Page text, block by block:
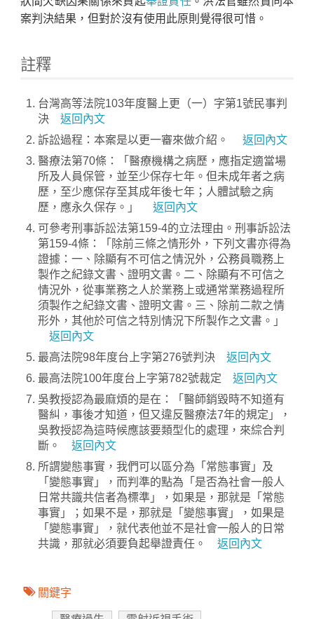
案判決結果，但對於沒有使用此原則覺得很可惜。
註釋
台灣高等法院103年度醫上更（一）字第1號民事判
決 返回內文
訴訟過程：本案是以更一審來做介紹。 返回內文
醫療法第70條：「醫療機構之病歷，應指定適當場
所及人員保管，並至少保存七年。但未成年者之病
歷，至少應保存至其成年後七年；人體試驗之病
歷，應永久保存。」 返回內文
可參考刑事訴訟法第159-4的立法理由。刑事訴訟法
第159-4條：「除前三條之情形外，下列文書亦得為
證據：一、除顯有不可信之情況外，公務員職務上
製作之紀錄文書、證明文書。二、除顯有不可信之
情況外，從事業務之人於業務上或通常業務過程所
須製作之紀錄文書、證明文書。三、除前二款之情
形外，其他於可信之特別情況下所製作之文書。」
返回內文
最高法院98年度台上字第276號判決 返回內文
最高法院100年度台上字第782號裁定 返回內文
吳教授認為最麻煩的是在：「醫師銷毀時不知道有
醫糾，事後才知道，但又違反醫療法7年的規定」，
吳教授認為這時候應該要類型化的處理，來綜合判
斷。 返回內文
所謂變態事實，我們可以區分為「常態事實」及
「變態事實」，而判準的點為「是否為社會一般人
日常共識共信者為標準」，如果是，那就是「常態
事實」；如果不是，那就是「變態事實」，如果是
「變態事實」，就代表他並不是社會一般人的日常
共識，那就必須要負起舉證責任。 返回內文
關鍵字